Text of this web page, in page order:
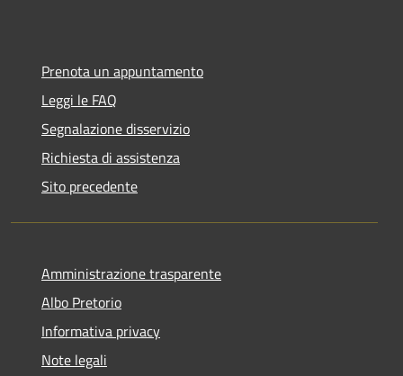
Prenota un appuntamento
Leggi le FAQ
Segnalazione disservizio
Richiesta di assistenza
Sito precedente
Amministrazione trasparente
Albo Pretorio
Informativa privacy
Note legali